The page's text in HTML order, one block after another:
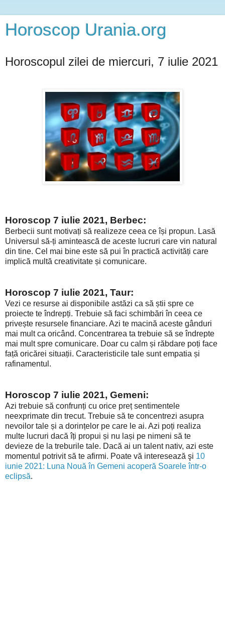
Horoscop Urania.org
Horoscopul zilei de miercuri, 7 iulie 2021
Horoscop 7 iulie 2021, Berbec:
Berbecii sunt motivați să realizeze ceea ce își propun. Lasă
Universul să-ți amintească de aceste lucruri care vin natural
din tine. Cel mai bine este să pui în practică activități care
implică multă creativitate și comunicare.
Horoscop 7 iulie 2021, Taur:
Vezi ce resurse ai disponibile astăzi ca să știi spre ce
proiecte te îndrepți. Trebuie să faci schimbări în ceea ce
privește resursele financiare. Azi te macină aceste gânduri
mai mult ca oricând. Concentrarea ta trebuie să se îndrepte
mai mult spre comunicare. Doar cu calm și răbdare poți face
față oricărei situații. Caracteristicile tale sunt empatia și
rafinamentul.
Horoscop 7 iulie 2021, Gemeni:
Azi trebuie să confrunți cu orice preț sentimentele
neexprimate din trecut. Trebuie să te concentrezi asupra
nevoilor tale și a dorințelor pe care le ai. Azi poți realiza
multe lucruri dacă îți propui și nu lași pe nimeni să te
devieze de la treburile tale. Dacă ai un talent nativ, azi este
momentul potrivit să te afirmi. Poate vă interesează şi 10
iunie 2021: Luna Nouă în Gemeni acoperă Soarele într-o
eclipsă.